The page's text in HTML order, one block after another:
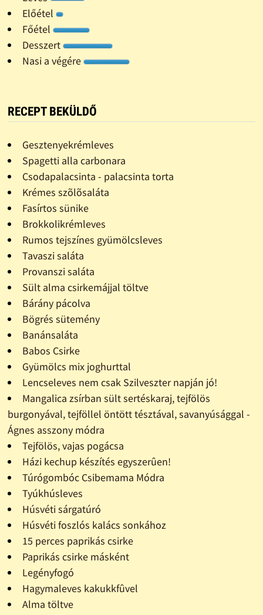
Előétel
Főétel
Desszert
Nasi a végére
RECEPT BEKÜLDŐ
Gesztenyekrémleves
Spagetti alla carbonara
Csodapalacsinta - palacsinta torta
Krémes szõlõsaláta
Fasírtos sünike
Brokkolikrémleves
Rumos tejszínes gyümölcsleves
Tavaszi saláta
Provanszi saláta
Sült alma csirkemájjal töltve
Bárány pácolva
Bögrés sütemény
Banánsaláta
Babos Csirke
Gyümölcs mix joghurttal
Lencseleves nem csak Szilveszter napján jó!
Mangalica zsírban sült sertéskaraj, tejfölös
burgonyával, tejföllel öntött tésztával, savanyúsággal -
Ágnes asszony módra
Tejfölös, vajas pogácsa
Házi kechup készítés egyszerûen!
Túrógombóc Csibemama Módra
Tyúkhúsleves
Húsvéti sárgatúró
Húsvéti foszlós kalács sonkához
15 perces paprikás csirke
Paprikás csirke másként
Legényfogó
Hagymaleves kakukkfûvel
Alma töltve